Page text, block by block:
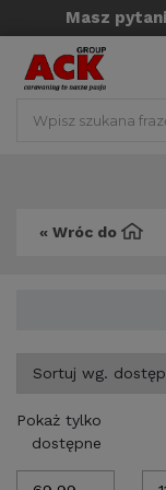
Masz
« Wróc do
Pokaż tylko
dostępne